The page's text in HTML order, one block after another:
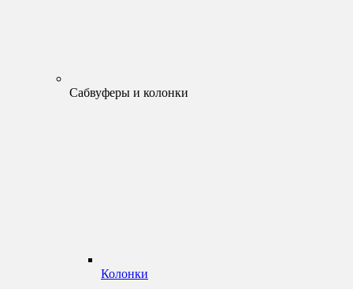
Сабвуферы и колонки
Колонки